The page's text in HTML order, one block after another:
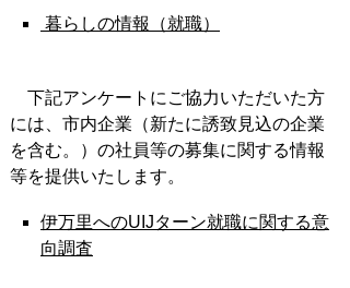
暮らしの情報（就職）
下記アンケートにご協力いただいた方
には、市内企業（新たに誘致見込の企業
を含む。）の社員等の募集に関する情報
等を提供いたします。
伊万里へのUIJターン就職に関する意
向調査